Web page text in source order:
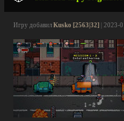
Игру добавил Kusko [2563|32] | 2023-